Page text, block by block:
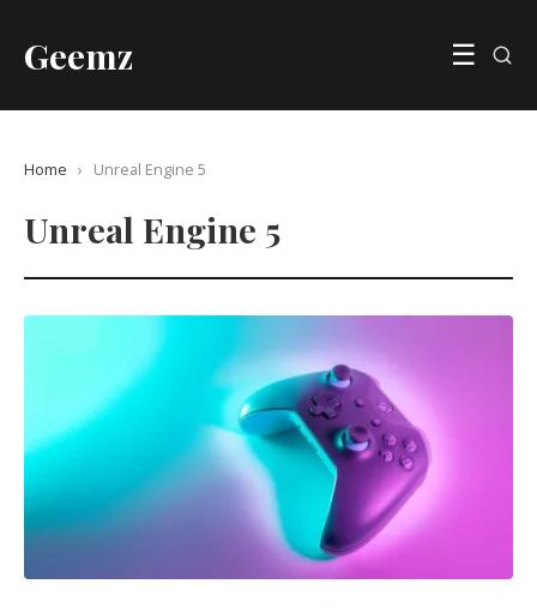
Geemz ☰
Home › Unreal Engine 5
Unreal Engine 5